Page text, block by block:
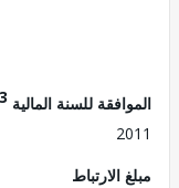
للسنة المالية3